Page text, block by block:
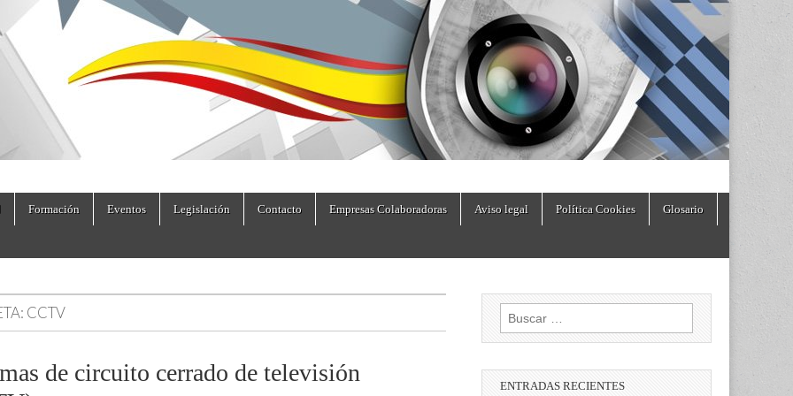
Formación Eventos Legislación Contacto Empresas Colaboradoras Aviso legal Política Cookies Glosario
CCTV
de circuito cerrado de televisión
Buscar:
ENTRADAS RECIENTES